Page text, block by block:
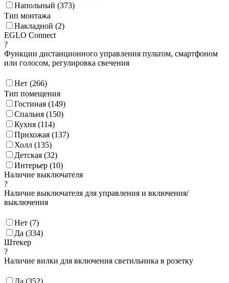
Напольный (373)
Тип монтажа
Накладной (2)
EGLO Connect
?
Функции дистанционного управления пультом, смартфоном
или голосом, регулировка свечения
Нет (266)
Тип помещения
Гостиная (149)
Спальня (150)
Кухня (114)
Прихожая (137)
Холл (135)
Детская (32)
Интерьер (10)
Наличие выключателя
?
Наличие выключателя для управления и включения/
выключения
Нет (7)
Да (334)
Штекер
?
Наличие вилки для включения светильника в розетку
Да (352)